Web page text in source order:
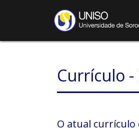
Currículo
O atual